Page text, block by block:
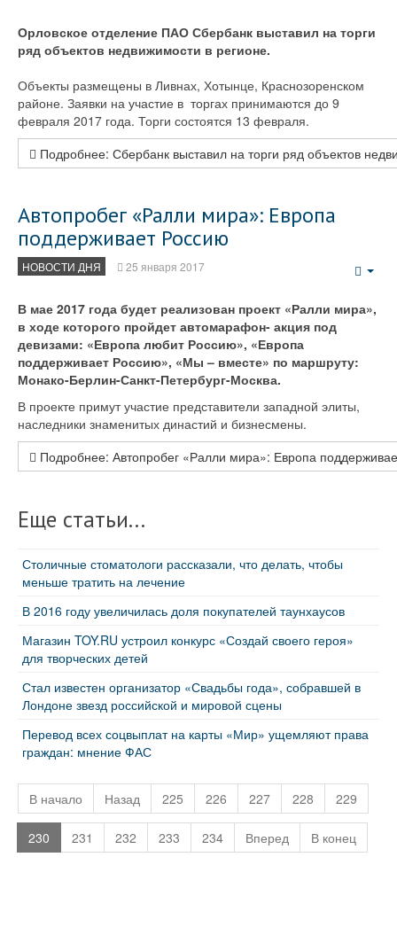
Орловское отделение ПАО Сбербанк выставил на торги
ряд объектов недвижимости в регионе.
Объекты размещены в Ливнах, Хотынце, Краснозоренском
районе. Заявки на участие в торгах принимаются до 9
февраля 2017 года. Торги состоятся 13 февраля.
Подробнее: Сбербанк выставил на торги ряд объектов
Автопробег «Ралли мира»: Европа
поддерживает Россию
НОВОСТИ ДНЯ 25 января 2017
В мае 2017 года будет реализован проект «Ралли мира»,
в ходе которого пройдет автомарафон- акция под
девизами: «Европа любит Россию», «Европа
поддерживает Россию», «Мы – вместе» по маршруту:
Монако-Берлин-Санкт-Петербург-Москва.
В проекте примут участие представители западной элиты,
наследники знаменитых династий и бизнесмены.
Подробнее: Автопробег «Ралли мира»: Европа
Еще статьи...
Столичные стоматологи рассказали, что делать, чтобы
меньше тратить на лечение
В 2016 году увеличилась доля покупателей таунхаусов
Магазин TOY.RU устроил конкурс «Создай своего героя»
для творческих детей
Стал известен организатор «Свадьбы года», собравшей в
Лондоне звезд российской и мировой сцены
Перевод всех соцвыплат на карты «Мир» ущемляют права
граждан: мнение ФАС
В начало Назад 225 226 227 228 229
230 231 232 233 234 Вперед В конец